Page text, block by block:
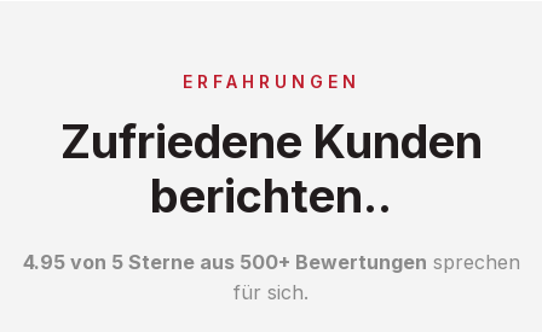
ERFAHRUNGEN
Zufriedene Kunden
berichten..
4.95 von 5 Sterne aus 500+ Bewertungen sprechen
für sich.